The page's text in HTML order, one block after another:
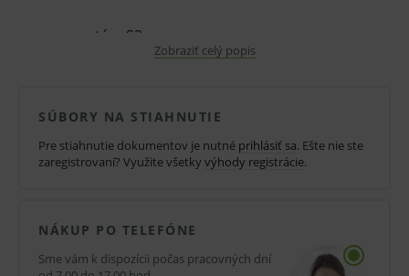
systém S2
súčasťou každého obalu (butilky) je
Tork jemné tekuté mydlo je ideálne na bežné
umývanie rúk. Čistí a aktívne hydratuje pokožku.
Zobraziť celý popis
SÚBORY NA STIAHNUTIE
Pre stiahnutie dokumentov je nutné prihlásiť sa. Ešte nie ste
zaregistrovaní? Využite všetky výhody registrácie.
NÁKUP PO TELEFÓNE
Sme vám k dispozícii počas pracovných dní